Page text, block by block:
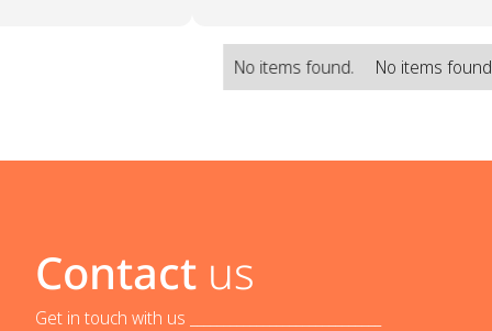
No items found. No items
Contact us
Get in touch with us _____________________________